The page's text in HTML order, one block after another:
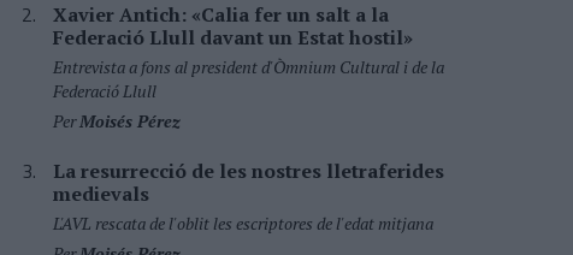
Xavier Antich: «Calia fer un salt a la
Federació Llull davant un Estat hostil»
Entrevista a fons al president d'Òmnium Cultural i de la
Federació Llull
PerMoisés Pérez
La resurrecció de les nostres lletraferides
medievals
L'AVL rescata de l'oblit les escriptores de l'edat mitjana